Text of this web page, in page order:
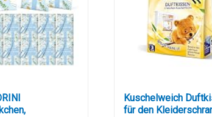
Kuschelweich
für den